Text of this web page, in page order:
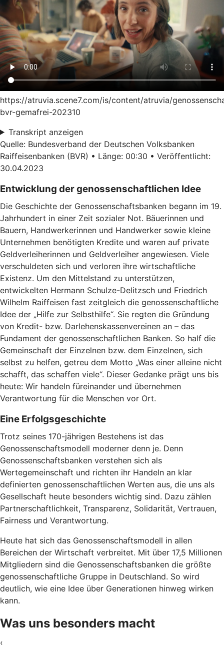
https://atruvia.scene7.com/is/content/atruvia/
bvr-gemafrei-202310
Transkript anzeigen
Quelle: Bundesverband der Deutschen Volksbanken
Raiffeisenbanken (BVR) • Länge: 00:30 • Veröffentlicht:
30.04.2023
Entwicklung der genossenschaftlichen Idee
Die Geschichte der Genossenschaftsbanken begann im 19.
Jahrhundert in einer Zeit sozialer Not. Bäuerinnen und
Bauern, Handwerkerinnen und Handwerker sowie kleine
Unternehmen benötigten Kredite und waren auf private
Geldverleiherinnen und Geldverleiher angewiesen. Viele
verschuldeten sich und verloren ihre wirtschaftliche
Existenz. Um den Mittelstand zu unterstützen,
entwickelten Hermann Schulze-Delitzsch und Friedrich
Wilhelm Raiffeisen fast zeitgleich die genossenschaftliche
Idee der „Hilfe zur Selbsthilfe“. Sie regten die Gründung
von Kredit- bzw. Darlehenskassenvereinen an – das
Fundament der genossenschaftlichen Banken. So half die
Gemeinschaft der Einzelnen bzw. dem Einzelnen, sich
selbst zu helfen, getreu dem Motto „Was einer alleine nicht
schafft, das schaffen viele“. Dieser Gedanke prägt uns bis
heute: Wir handeln füreinander und übernehmen
Verantwortung für die Menschen vor Ort.
Eine Erfolgsgeschichte
Trotz seines 170-jährigen Bestehens ist das
Genossenschaftsmodell moderner denn je. Denn
Genossenschaftsbanken verstehen sich als
Wertegemeinschaft und richten ihr Handeln an klar
definierten genossenschaftlichen Werten aus, die uns als
Gesellschaft heute besonders wichtig sind. Dazu zählen
Partnerschaftlichkeit, Transparenz, Solidarität, Vertrauen,
Fairness und Verantwortung.
Heute hat sich das Genossenschaftsmodell in allen
Bereichen der Wirtschaft verbreitet. Mit über 17,5 Millionen
Mitgliedern sind die Genossenschaftsbanken die größte
genossenschaftliche Gruppe in Deutschland. So wird
deutlich, wie eine Idee über Generationen hinweg wirken
kann.
Was uns besonders macht
‹